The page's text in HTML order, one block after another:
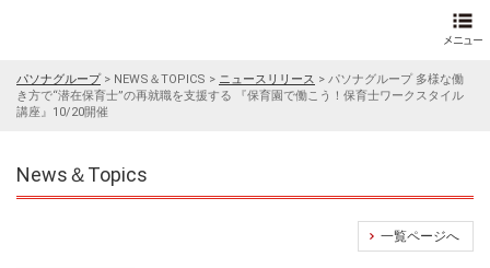
パソナグループ> NEWS＆TOPICS > ニュースリリース > パソナグループ 多様な働
き方で“潜在保育士”の再就職を支援する 『保育園で働こう！保育士ワークスタイル
講座』10/20開催
News＆Topics
一覧ページへ